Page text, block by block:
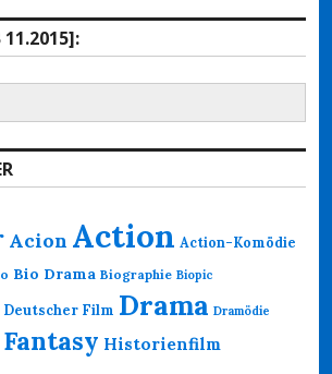
11.2015]:
Acion Action Action-Komödie
Bio Drama Biographie Biopic
Deutscher Film Drama Dramödie
Fantasy Historienfilm